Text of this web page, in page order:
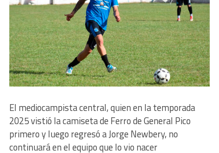
El mediocampista central, quien en la temporada
2025 vistió la camiseta de Ferro de General Pico
primero y luego regresó a Jorge Newbery, no
continuará en el equipo que lo vio nacer